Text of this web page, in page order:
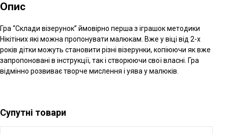
Опис
Гра “Склади візерунок” ймовірно перша з іграшок методики
Нікітіних які можна пропонувати малюкам. Вже у віці від 2-х
років дітки можуть становити різні візерунки, копіюючи як вже
запропоновані в інструкції, так і створюючи свої власні. Гра
відмінно розвиває творче мислення і уява у малюків.
Супутні товари